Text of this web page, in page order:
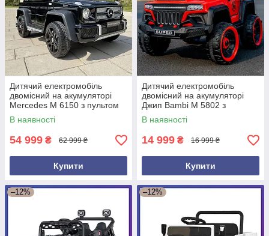
Дитячий електромобіль
двомісний на акумуляторі
Mercedes M 6150 з пультом
р/у для дітей 3-8 років
Чорний
В наявності
54 999 ₴ 62 999 ₴
Купити
Дитячий електромобіль
двомісний на акумуляторі
Джип Bambi M 5802 з
пультом р/у для дітей 3-8
років Червоний
В наявності
14 999 ₴ 16 999 ₴
Купити
–12% –12%